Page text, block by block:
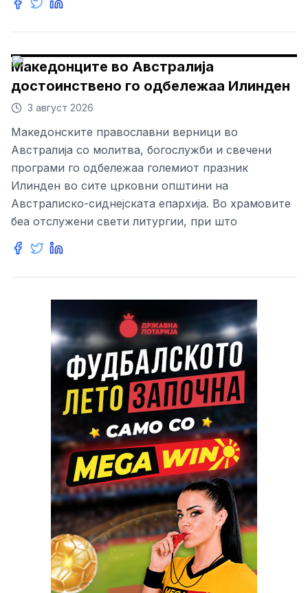
Македонците во Австралија
достоинствено го одбележаа Илинден
3 август 2026
Македонските православни верници во
Австралија со молитва, богослужби и свечени
програми го одбележаа големиот празник
Илинден во сите црковни општини на
Австралиско-сиднејската епархија. Во храмовите
беа отслужени свети литургии, при што